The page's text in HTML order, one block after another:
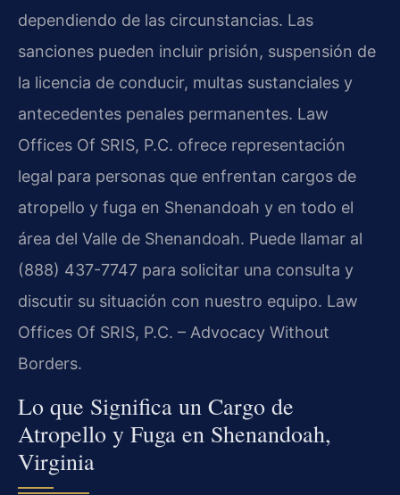
dependiendo de las circunstancias. Las
sanciones pueden incluir prisión, suspensión de
la licencia de conducir, multas sustanciales y
antecedentes penales permanentes. Law
Offices Of SRIS, P.C. ofrece representación
legal para personas que enfrentan cargos de
atropello y fuga en Shenandoah y en todo el
área del Valle de Shenandoah. Puede llamar al
(888) 437-7747 para solicitar una consulta y
discutir su situación con nuestro equipo. Law
Offices Of SRIS, P.C. – Advocacy Without
Borders.
Lo que Significa un Cargo de
Atropello y Fuga en Shenandoah,
Virginia